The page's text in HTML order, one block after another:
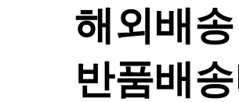
해외배
반품배